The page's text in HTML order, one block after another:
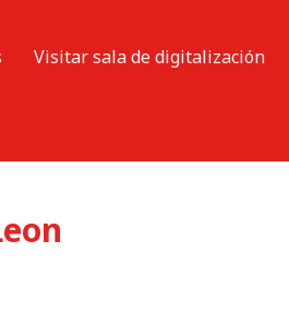
Visitar sala de digitalización